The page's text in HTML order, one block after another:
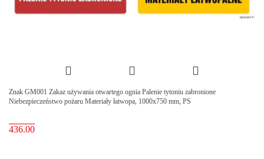
Znak GM001 Zakaz używania otwartego ognia Palenie tytoniu zabronione
Niebezpieczeństwo pożaru Materiały łatwopa, 1000x750 mm, PS
436.00